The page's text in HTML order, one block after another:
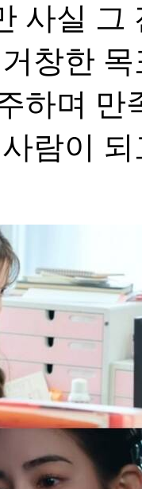
사실 그
창한
하며 만
람이